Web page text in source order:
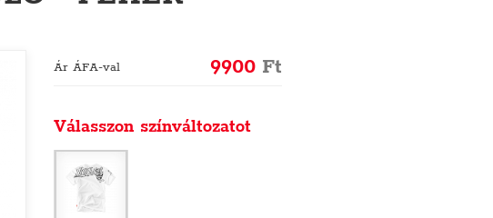
Ár ÁFA-val 9900 Ft
Válasszon színváltozatot